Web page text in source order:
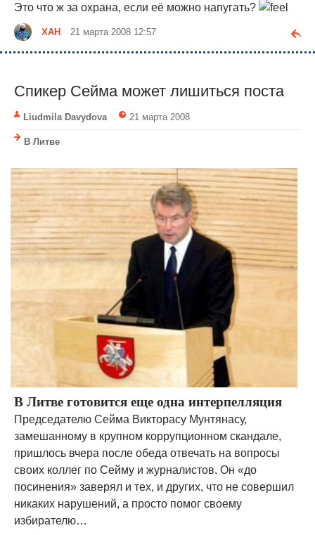
Это что ж за охрана, если её можно напугать?
ХАН 21 марта 2008 12:57
Спикер Сейма может лишиться поста
Liudmila Davydova 21 марта 2008
В Литве
В Литве готовится еще одна интерпелляция
Председателю Сейма Викторасу Мунтянасу,
замешанному в крупном коррупционном скандале,
пришлось вчера после обеда отвечать на вопросы
своих коллег по Сейму и журналистов. Он «до
посинения» заверял и тех, и других, что не совершил
никаких нарушений, а просто помог своему
избирателю…